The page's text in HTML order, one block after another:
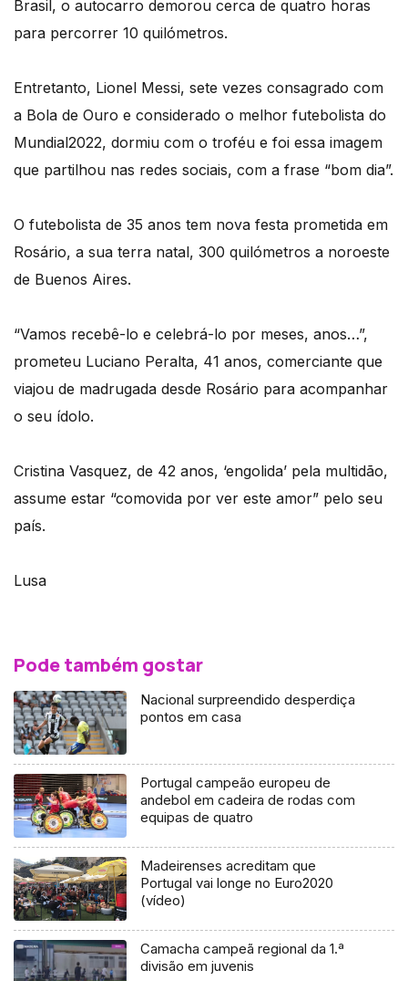
Brasil, o autocarro demorou cerca de quatro horas
para percorrer 10 quilómetros.
Entretanto, Lionel Messi, sete vezes consagrado com
a Bola de Ouro e considerado o melhor futebolista do
Mundial2022, dormiu com o troféu e foi essa imagem
que partilhou nas redes sociais, com a frase “bom dia”.
O futebolista de 35 anos tem nova festa prometida em
Rosário, a sua terra natal, 300 quilómetros a noroeste
de Buenos Aires.
“Vamos recebê-lo e celebrá-lo por meses, anos…”,
prometeu Luciano Peralta, 41 anos, comerciante que
viajou de madrugada desde Rosário para acompanhar
o seu ídolo.
Cristina Vasquez, de 42 anos, ‘engolida’ pela multidão,
assume estar “comovida por ver este amor” pelo seu
país.
Lusa
Pode também gostar
Nacional surpreendido desperdiça
pontos em casa
Portugal campeão europeu de
andebol em cadeira de rodas com
equipas de quatro
Madeirenses acreditam que
Portugal vai longe no Euro2020
(vídeo)
Camacha campeã regional da 1.ª
divisão em juvenis